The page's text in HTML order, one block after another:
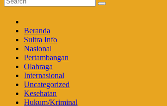
Beranda
Sultra Info
Nasional
Pertambangan
Olahraga
Internasional
Uncategorized
Kesehatan
Hukum/Kriminal